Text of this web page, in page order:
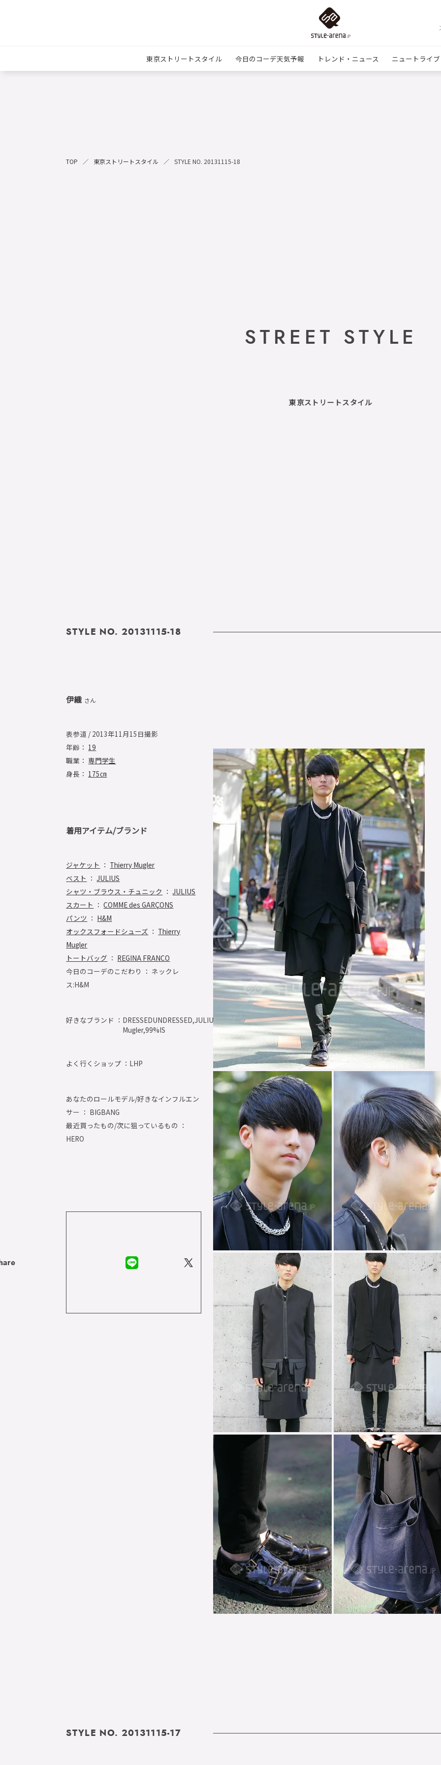
東京ストリートスタイル 今日のコーデ天気予報 トレンド・ニュース ニュートライブ
TOP 東京ストリートスタイル STYLE NO. 20131115-18
STREET STYLE
東京ストリートスタイル
STYLE NO. 20131115-18
伊織 さん
表参道 / 2013年11月15日撮影
年齢： 19
職業： 専門学生
身長： 175㎝
着用アイテム/ブランド
ジャケット ： Thierry Mugler
ベスト ：JULIUS
シャツ・ブラウス・チュニック ：JULIUS
スカート ：COMME des GARÇONS
パンツ ： H&M
オックスフォードシューズ ： Thierry
Mugler
トートバッグ ： REGINA FRANCO
今日のコーデのこだわり ： ネックレ
ス:H&M
好きなブランド ： DRESSEDUNDRESSED,JULIUS,Thierry
Mugler,99%IS
よく行くショップ ： LHP
あなたのロールモデル/好きなインフルエン
サー ： BIGBANG
最近買ったもの/次に狙っているもの ：
HERO
STYLE NO. 20131115-17